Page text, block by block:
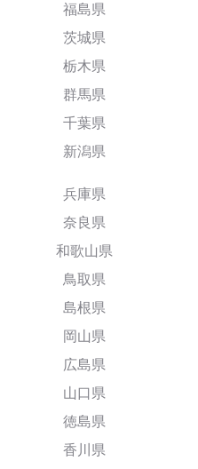
福島県
茨城県
栃木県
群馬県
千葉県
新潟県
兵庫県
奈良県
和歌山県
鳥取県
島根県
岡山県
広島県
山口県
徳島県
香川県